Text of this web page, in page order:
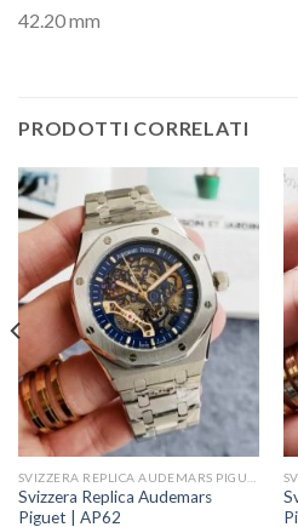
42.20 mm
PRODOTTI CORRELATI
Svizzera Replica Audemars
Piguet | AP62